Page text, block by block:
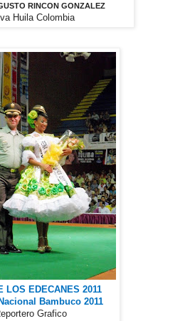
RINCON GONZALEZ
Huila Colombia
LOS EDECANES 2011
Bambuco 2011
Grafico